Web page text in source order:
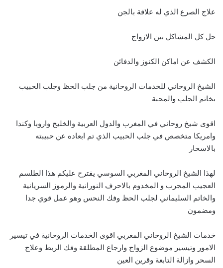
علاج الصرع الذي له علاقة بالجن
حل كل المشاكل بين الازواج
الكشف عن اماكن الكنوز والدفائن
الشيخ الروحاني للخدمات الروحانية من جلب الحظ وجلب الحبيب
بخاتم الجلب والمحبة
اقوى شيخ روحاني في المغرب والدول العربية والخليج واروبا وكندا
وامريكا متخصص في جلب الحبيب الذي تم ابعاده عن حبيبته
بالاسحار
لهذا الشيخ الروحاني المغربي السوسي يقترح عليكم هذا الطلسم
العجيب المجرب و المخدوم بالاحرف النورانية والرموز السريانية
والخاتم السليماني لجلب الحظ وفك النحس وهو عمل قوي جدا
ومضمون
خدمات الشيخ الروحاني المغربي اقوى الخدمات الروحانية في تيسير
الامور وتيسير موضوع الزواج وارجاع المطلقة وفك الربط وعلاج
السحر وازالة التابعة وقرين العين